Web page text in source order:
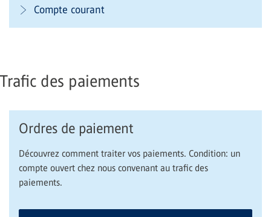
Compte courant
Trafic des paiements
Ordres de paiement
Découvrez comment traiter vos paiements. Condition: un
compte ouvert chez nous convenant au trafic des
paiements.